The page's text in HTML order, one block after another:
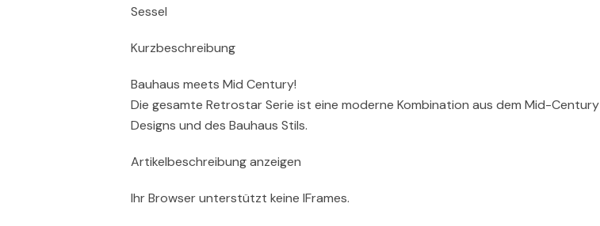
Sessel
Kurzbeschreibung
Bauhaus meets Mid Century!
Die gesamte Retrostar Serie ist eine moderne Kombination aus dem Mid-Century
Designs und des Bauhaus Stils.
Artikelbeschreibung anzeigen
Ihr Browser unterstützt keine IFrames.